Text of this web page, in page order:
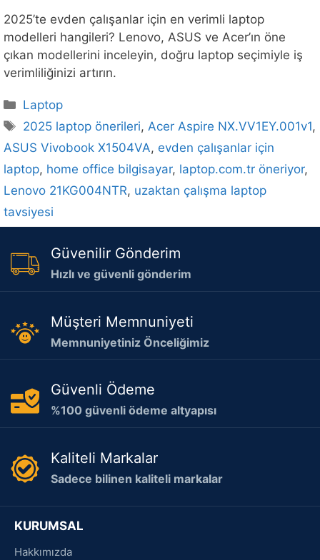
2025’te evden çalışanlar için en verimli laptop
modelleri hangileri? Lenovo, ASUS ve Acer’ın öne
çıkan modellerini inceleyin, doğru laptop seçimiyle iş
verimliliğinizi artırın.
Kategoriler
Laptop
Etiketler
2025 laptop önerileri,Acer Aspire NX.VV1EY.001v1,
ASUS Vivobook X1504VA, evden çalışanlar için
laptop, home office bilgisayar, laptop.com.tr öneriyor,
Lenovo 21KG004NTR, uzaktan çalışma laptop
tavsiyesi
Güvenilir Gönderim
Hızlı ve güvenli gönderim
Müşteri Memnuniyeti
Memnuniyetiniz Önceliğimiz
Güvenli Ödeme
%100 güvenli ödeme altyapısı
Kaliteli Markalar
Sadece bilinen kaliteli markalar
KURUMSAL
Hakkımızda